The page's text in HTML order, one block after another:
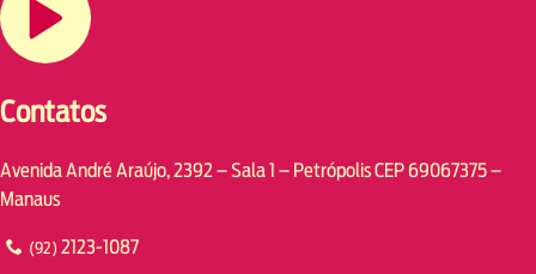
Contatos
Avenida André Araújo, 2392 – Sala 1 – Petrópolis CEP 69067375 –
Manaus
(92) 2123-1087